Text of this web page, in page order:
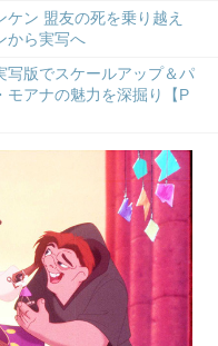
ケン 盟友の死を乗り越え
から実写へ
写版でスケールアップ＆パ
モアナの魅力を深掘り【P